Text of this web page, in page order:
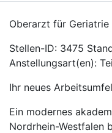
Oberarzt für
Stellen-ID: 3475
Anstellungsart(en):
Ihr neues
Ein modernes
Nordrhein-Westfalen